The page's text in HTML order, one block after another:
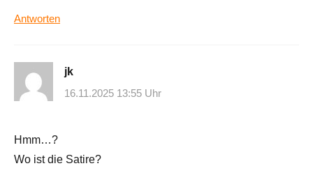
Antworten
jk
16.11.2025 13:55 Uhr
Hmm…?
Wo ist die Satire?